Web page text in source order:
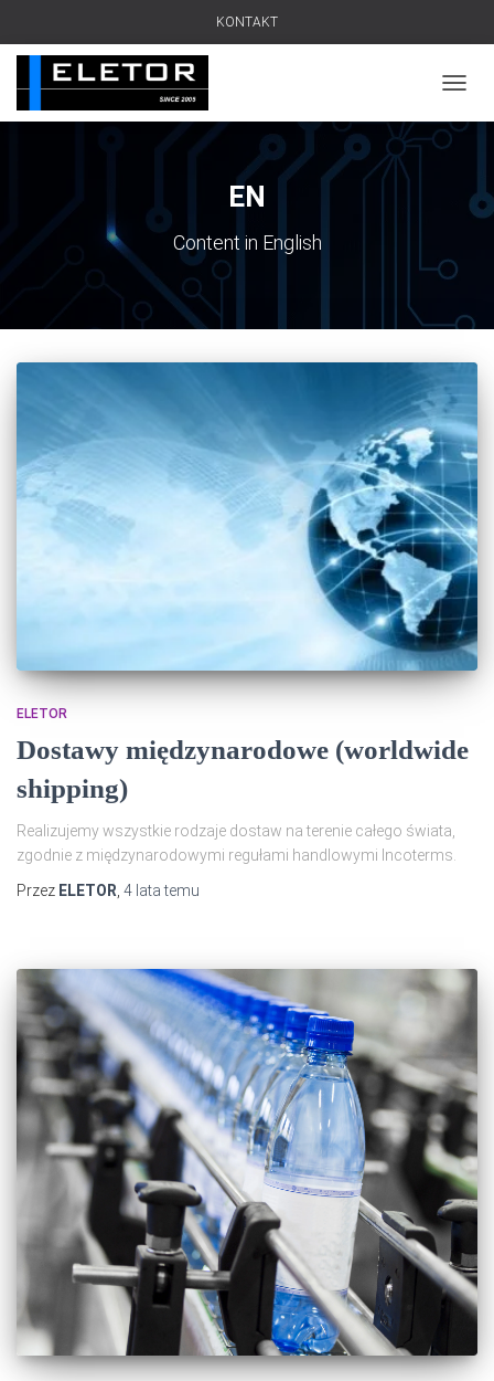
KONTAKT
EN
Content in English
ELETOR
Dostawy międzynarodowe (worldwide
shipping)
Realizujemy wszystkie rodzaje dostaw na terenie całego świata,
zgodnie z międzynarodowymi regułami handlowymi Incoterms.
Przez ELETOR 4 latatemu